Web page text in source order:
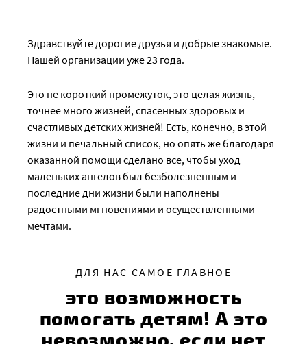
​Здравствуйте дорогие друзья и добрые знакомые.
Нашей организации уже 23 года.
Это не короткий промежуток, это целая жизнь,
точнее много жизней, спасенных здоровых и
счастливых детских жизней! Есть, конечно, в этой
жизни и печальный список, но опять же благодаря
оказанной помощи сделано все, чтобы уход
маленьких ангелов был безболезненным и
последние дни жизни были наполнены
радостными мгновениями и осуществленными
мечтами.
ДЛЯ НАС САМОЕ ГЛАВНОЕ
это возможность
помогать детям! А это
невозможно, если нет